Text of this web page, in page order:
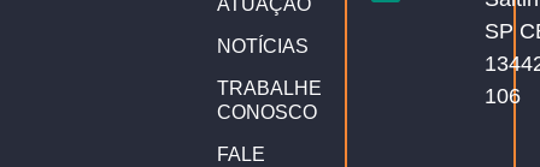
ATUAÇÃO
NOTÍCIAS
TRABALHE
CONOSCO
FALE
SP
106